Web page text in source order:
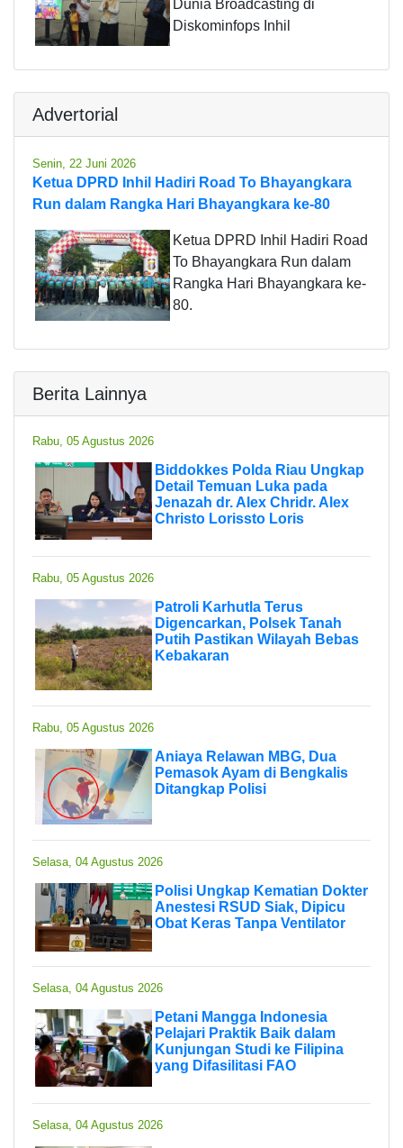
Dunia Broadcasting di
Diskominfops Inhil
Advertorial
Senin, 22 Juni 2026
Ketua DPRD Inhil Hadiri Road To Bhayangkara
Run dalam Rangka Hari Bhayangkara ke-80
Ketua DPRD Inhil Hadiri Road
To Bhayangkara Run dalam
Rangka Hari Bhayangkara ke-
80.
Berita Lainnya
Rabu, 05 Agustus 2026
Biddokkes Polda Riau Ungkap
Detail Temuan Luka pada
Jenazah dr. Alex Chridr. Alex
Christo Lorissto Loris
Rabu, 05 Agustus 2026
Patroli Karhutla Terus
Digencarkan, Polsek Tanah
Putih Pastikan Wilayah Bebas
Kebakaran
Rabu, 05 Agustus 2026
Aniaya Relawan MBG, Dua
Pemasok Ayam di Bengkalis
Ditangkap Polisi
Selasa, 04 Agustus 2026
Polisi Ungkap Kematian Dokter
Anestesi RSUD Siak, Dipicu
Obat Keras Tanpa Ventilator
Selasa, 04 Agustus 2026
Petani Mangga Indonesia
Pelajari Praktik Baik dalam
Kunjungan Studi ke Filipina
yang Difasilitasi FAO
Selasa, 04 Agustus 2026